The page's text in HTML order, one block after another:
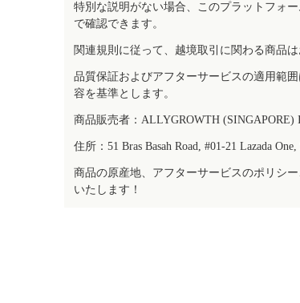
特別な説明がない場合、このプラットフォ
で確認できます。
関連規則に従って、越境取引に関わる商品
品質保証およびアフターサービスの適用範
容を基準とします。
商品販売者：ALLYGROWTH
住所：51 Bras Basah Road, #01-21 Lazada One,
商品の原産地、アフターサービスのポリシ
いたします！